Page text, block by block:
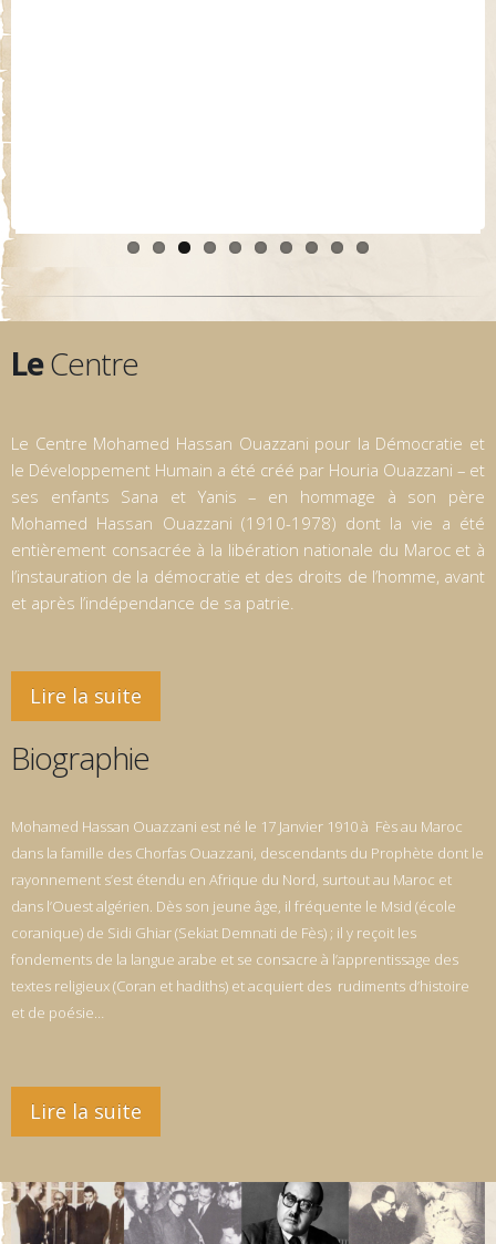
LeCentre
Le Centre Mohamed Hassan Ouazzani pour la Démocratie et
le Développement Humain a été créé par Houria Ouazzani – et
ses enfants Sana et Yanis – en hommage à son père
Mohamed Hassan Ouazzani (1910-1978) dont la vie a été
entièrement consacrée à la libération nationale du Maroc et à
l’instauration de la démocratie et des droits de l’homme, avant
et après l’indépendance de sa patrie.
Lire la suite
Biographie
Mohamed Hassan Ouazzani est né le 17 Janvier 1910 à Fès au Maroc
dans la famille des Chorfas Ouazzani, descendants du Prophète dont le
rayonnement s’est étendu en Afrique du Nord, surtout au Maroc et
dans l’Ouest algérien. Dès son jeune âge, il fréquente le Msid (école
coranique) de Sidi Ghiar (Sekiat Demnati de Fès) ; il y reçoit les
fondements de la langue arabe et se consacre à l’apprentissage des
textes religieux (Coran et hadiths) et acquiert des rudiments d’histoire
et de poésie…
Lire la suite